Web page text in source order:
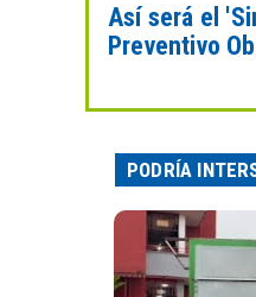
Así será el
Preventivo
PODRÍA